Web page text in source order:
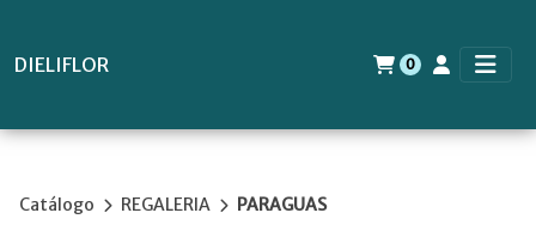
DIELIFLOR 0
Catálogo REGALERIA PARAGUAS